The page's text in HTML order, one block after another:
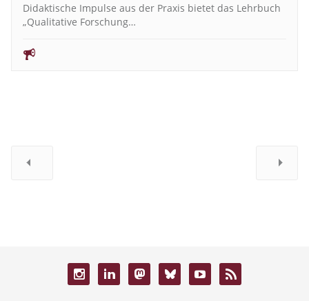
Didaktische Impulse aus der Praxis bietet das Lehrbuch
„Qualitative Forschung…